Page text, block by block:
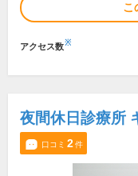
こ
アクセス数※
夜間休日診療所
口コミ 2件